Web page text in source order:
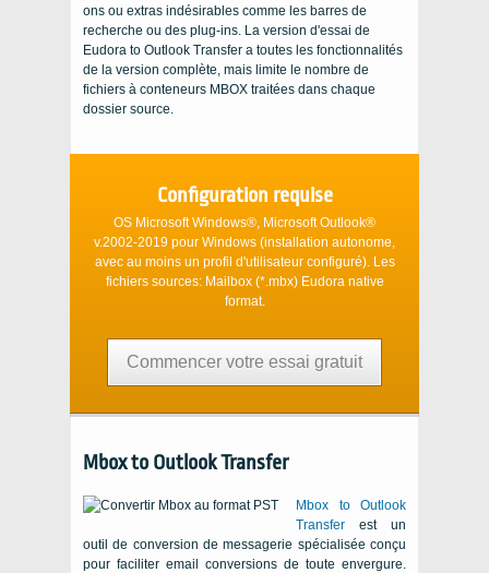
ons ou extras indésirables comme les barres de
recherche ou des plug-ins. La version d'essai de
Eudora to Outlook Transfer a toutes les fonctionnalités
de la version complète, mais limite le nombre de
fichiers à conteneurs MBOX traitées dans chaque
dossier source.
Configuration requise
OS Microsoft Windows®, Microsoft Outlook®
v.2002-2019 pour Windows (installation autonome,
avec au moins un profil d'utilisateur configuré). Les
fichiers sources: Mailbox (*.mbx) Eudoranative
format.
Commencer votre essai gratuit
Mbox to Outlook Transfer
Mbox to Outlook
Transfer est un
outil de conversion de messagerie spécialisée conçu
pour faciliter email conversions de toute envergure.